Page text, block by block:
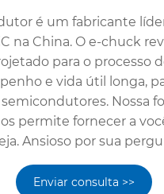
é um fabricante
na China. O e-chuck
para o processo
e vida útil longa,
Nossa
permite fornecer a
Ansioso por sua
Enviar consulta >>